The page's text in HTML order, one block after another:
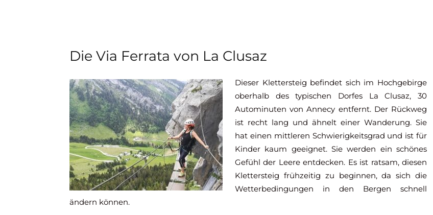
Die Via Ferrata von La Clusaz
Dieser Klettersteig befindet sich im Hochgebirge
oberhalb des typischen Dorfes La Clusaz, 30
Autominuten von Annecy entfernt. Der Rückweg
ist recht lang und ähnelt einer Wanderung. Sie
hat einen mittleren Schwierigkeitsgrad und ist für
Kinder kaum geeignet. Sie werden ein schönes
Gefühl der Leere entdecken. Es ist ratsam, diesen
Klettersteig frühzeitig zu beginnen, da sich die
Wetterbedingungen in den Bergen schnell
ändern können.